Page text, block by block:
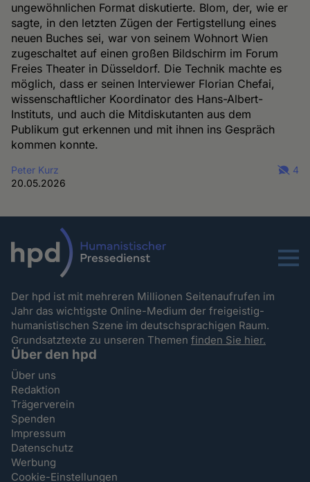
ungewöhnlichen Format diskutierte. Blom, der, wie er
sagte, in den letzten Zügen der Fertigstellung eines
neuen Buches sei, war von seinem Wohnort Wien
zugeschaltet auf einen großen Bildschirm im Forum
Freies Theater in Düsseldorf. Die Technik machte es
möglich, dass er seinen Interviewer Florian Chefai,
wissenschaftlicher Koordinator des Hans-Albert-
Instituts, und auch die Mitdiskutanten aus dem
Publikum gut erkennen und mit ihnen ins Gespräch
kommen konnte.
Peter Kurz
20.05.2026
4
Menu
Der hpd ist mit mehreren Millionen Seitenaufrufen im
Jahr das wichtigste Online-Medium der freigeistig-
humanistischen Szene im deutschsprachigen Raum.
Grundsatztexte zu unseren Themenfinden Sie hier.
Über den hpd
Über uns
Redaktion
Trägerverein
Spenden
Impressum
Datenschutz
Werbung
Cookie-Einstellungen